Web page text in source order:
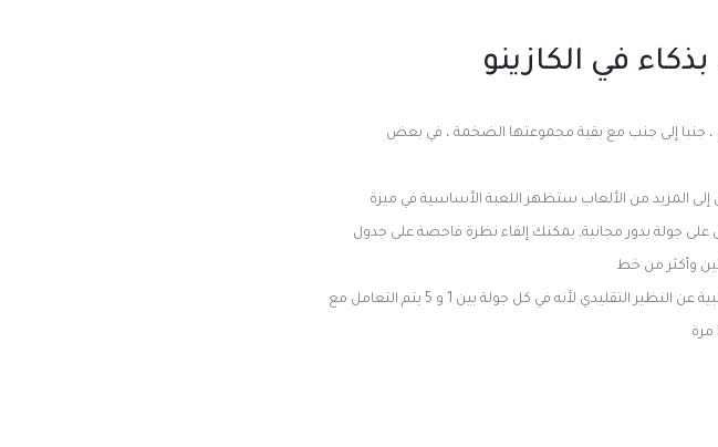
في الكازينو
، جنبا إلى جنب مع بقية مجموعتها الضخمة ، في بعض
المزيد من الألعاب ستظهر اللعبة الأساسية في ميزة
على جولة يدور مجانية, يمكنك إلقاء نظرة فاحصة على جدول
تختلف الرهانات الجانبية عن النظير التقليدي لأنه في كل جولة بين 1 و 5 يتم التعامل مع